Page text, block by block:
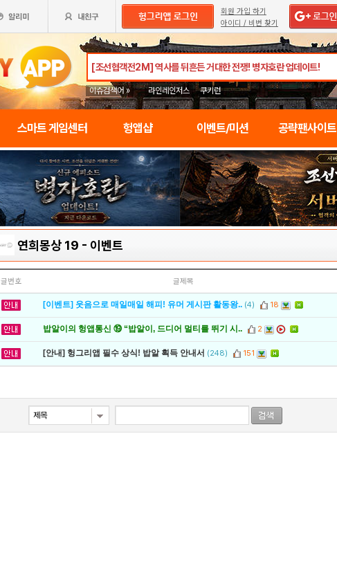
회원 가입 하기
아이디 / 비번 찾기
이슈검색어 » 라인레인저스 쿠키런
스마트 게임센터 헝앱샵 이벤트/미션 공략팬사이트
연희몽상 19 - 이벤트
글번호 글제목
[이벤트] 웃음으로 매일매일 해피! 유머 게시판 활동왕.. (4) 18
밥알이의 헝앱통신 ⑲ “밥알이, 드디어 멀티를 뛰기 시.. 2
[안내] 헝그리앱 필수 상식! 밥알 획득 안내서 (248) 151